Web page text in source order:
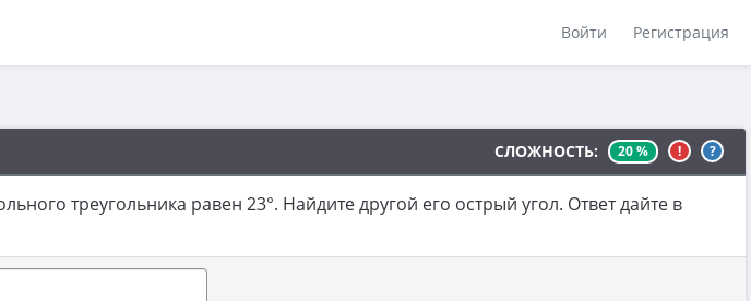
Войти Регистрация
СЛОЖНОСТЬ: 20 % ! ?
треугольника равен 23°. Найдите другой его острый угол. Ответ дайте в